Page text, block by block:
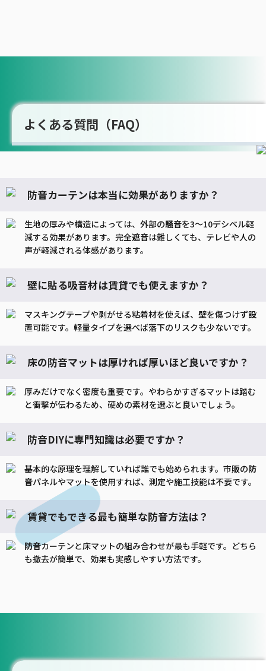
よくある質問（FAQ）
防音カーテンは本当に効果がありますか？
生地の厚みや構造によっては、外部の騒音を3〜10デシベル軽
減する効果があります。完全遮音は難しくても、テレビや人の
声が軽減される体感があります。
壁に貼る吸音材は賃貸でも使えますか？
マスキングテープや剥がせる粘着材を使えば、壁を傷つけず設
置可能です。軽量タイプを選べば落下のリスクも少ないです。
床の防音マットは厚ければ厚いほど良いですか？
厚みだけでなく密度も重要です。やわらかすぎるマットは踏む
と衝撃が伝わるため、硬めの素材を選ぶと良いでしょう。
防音DIYに専門知識は必要ですか？
基本的な原理を理解していれば誰でも始められます。市販の防
音パネルやマットを使用すれば、測定や施工技能は不要です。
賃貸でもできる最も簡単な防音方法は？
防音カーテンと床マットの組み合わせが最も手軽です。どちら
も撤去が簡単で、効果も実感しやすい方法です。